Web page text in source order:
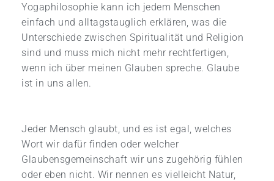
Yogaphilosophie kann ich jedem Menschen
einfach und alltagstauglich erklären, was die
Unterschiede zwischen Spiritualität und Religion
sind und muss mich nicht mehr rechtfertigen,
wenn ich über meinen Glauben spreche. Glaube
ist in uns allen.
Jeder Mensch glaubt, und es ist egal, welches
Wort wir dafür finden oder welcher
Glaubensgemeinschaft wir uns zugehörig fühlen
oder eben nicht. Wir nennen es vielleicht Natur,